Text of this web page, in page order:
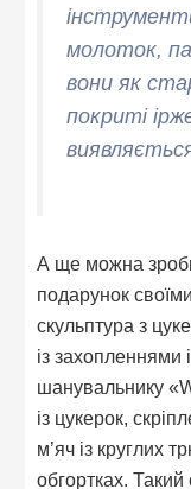
молоток,
вони як
покриті
А ще можна
подарунок
скульптура з
із захопленнями
шанувальнику
із цукерок,
м’яч із круглих
обгортках.